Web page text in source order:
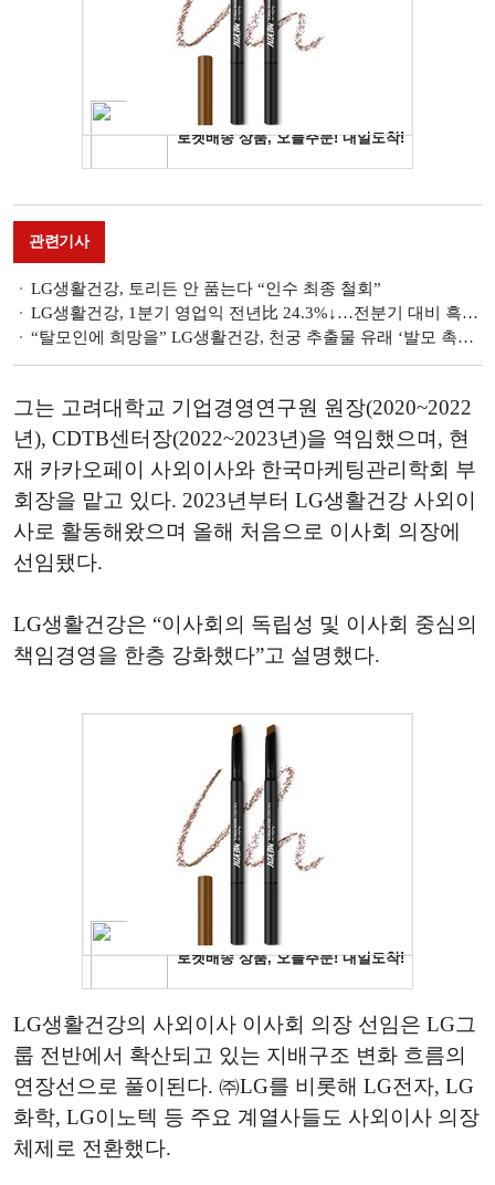
관련기사
LG생활건강, 토리든 안 품는다 “인수 최종 철회”
LG생활건강, 1분기 영업익 전년比 24.3%↓…전분기 대비 흑자전환 성공
“탈모인에 희망을” LG생활건강, 천궁 추출물 유래 ‘발모 촉진’ 성분 개발
그는 고려대학교 기업경영연구원 원장(2020~2022
년), CDTB센터장(2022~2023년)을 역임했으며, 현
재 카카오페이 사외이사와 한국마케팅관리학회 부
회장을 맡고 있다. 2023년부터 LG생활건강 사외이
사로 활동해왔으며 올해 처음으로 이사회 의장에
선임됐다.
LG생활건강은 “이사회의 독립성 및 이사회 중심의
책임경영을 한층 강화했다”고 설명했다.
LG생활건강의 사외이사 이사회 의장 선임은 LG그
룹 전반에서 확산되고 있는 지배구조 변화 흐름의
연장선으로 풀이된다. ㈜LG를 비롯해 LG전자, LG
화학, LG이노텍 등 주요 계열사들도 사외이사 의장
체제로 전환했다.